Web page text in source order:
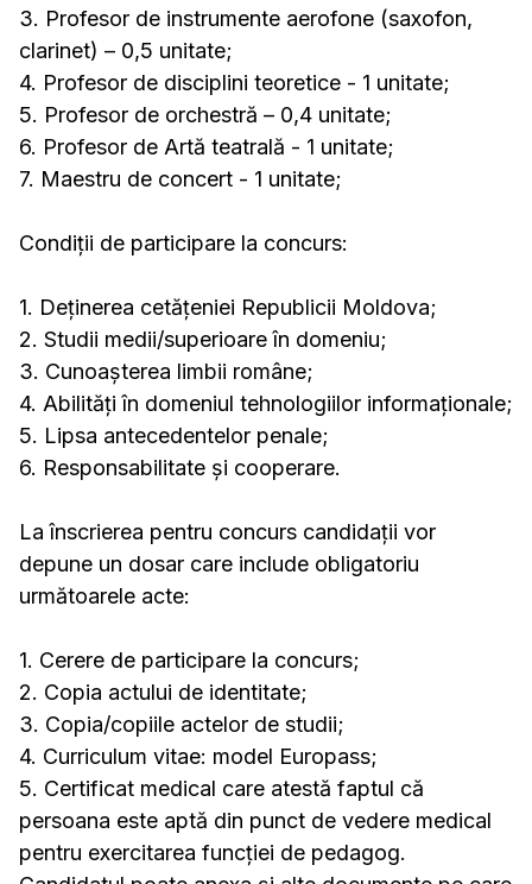
3. Profesor de instrumente aerofone (saxofon,
clarinet) – 0,5 unitate;
4. Profesor de disciplini teoretice - 1 unitate;
5. Profesor de orchestră – 0,4 unitate;
6. Profesor de Artă teatrală - 1 unitate;
7. Maestru de concert - 1 unitate;
Condiții de participare la concurs:
1. Deținerea cetățeniei Republicii Moldova;
2. Studii medii/superioare în domeniu;
3. Cunoașterea limbii române;
4. Abilități în domeniul tehnologiilor informaționale;
5. Lipsa antecedentelor penale;
6. Responsabilitate și cooperare.
La înscrierea pentru concurs candidații vor
depune un dosar care include obligatoriu
următoarele acte:
1. Cerere de participare la concurs;
2. Copia actului de identitate;
3. Copia/copiile actelor de studii;
4. Curriculum vitae: model Europass;
5. Certificat medical care atestă faptul că
persoana este aptă din punct de vedere medical
pentru exercitarea funcției de pedagog.